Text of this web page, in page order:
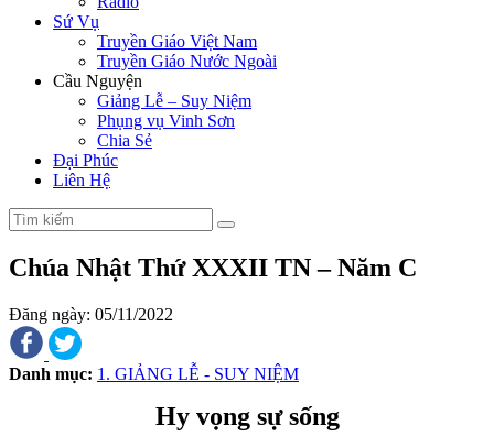
Sứ Vụ
Truyền Giáo Việt Nam
Truyền Giáo Nước Ngoài
Cầu Nguyện
Giảng Lễ – Suy Niệm
Phụng vụ Vinh Sơn
Chia Sẻ
Đại Phúc
Liên Hệ
Chúa Nhật Thứ XXXII TN – Năm C
Đăng ngày: 05/11/2022
Danh mục: 1. GIẢNG LỄ - SUY NIỆM
Hy vọng sự sống